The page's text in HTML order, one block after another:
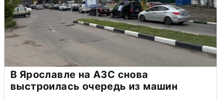
В Ярославле на АЗС снова
выстроилась очередь из машин